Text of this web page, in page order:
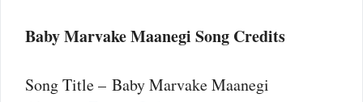
Baby Marvake Maanegi Song Credits
Song Title – Baby Marvake Maanegi